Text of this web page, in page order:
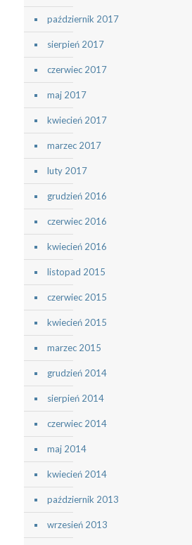
październik 2017
sierpień 2017
czerwiec 2017
maj 2017
kwiecień 2017
marzec 2017
luty 2017
grudzień 2016
czerwiec 2016
kwiecień 2016
listopad 2015
czerwiec 2015
kwiecień 2015
marzec 2015
grudzień 2014
sierpień 2014
czerwiec 2014
maj 2014
kwiecień 2014
październik 2013
wrzesień 2013